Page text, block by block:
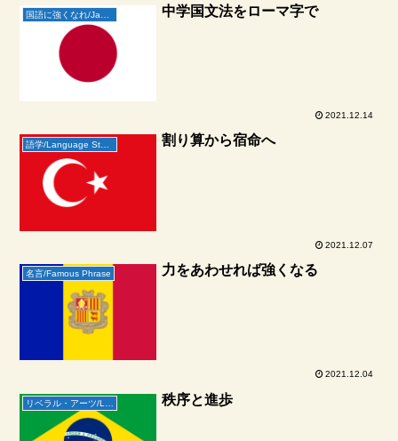
中学国文法をローマ字で
2021.12.14
語学/Language Study 割り算から宿命へ
2021.12.07
名言/Famous Phrase 力をあわせれば強くなる
2021.12.04
リベラル・アーツ/Liberal Arts 秩序と進歩